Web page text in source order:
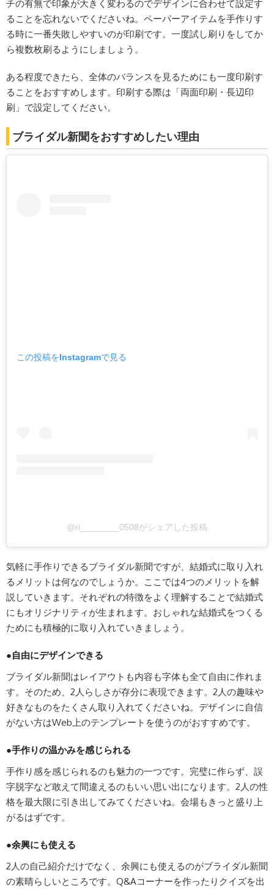
チの有無で印象が大きく変わるのでデザインに合わせて設定す
ることを忘れないでくださいね。ペーパーアイテムを手作りす
る時に一番失敗しやすいのが印刷です。一度試し刷りをしてか
ら複数枚刷るようにしましょう。
ある程度できたら、全体のバランスを見るためにも一度印刷す
ることをおすすめします。印刷する際は「両面印刷・長辺印
刷」で設定してください。
ブライダル新聞をおすすめしたい理由
この投稿をInstagramで見る
@ri________0508がシェアした投稿
気軽に手作りできるブライダル新聞ですが、結婚式に取り入れ
るメリットは何なのでしょうか。ここでは4つのメリットを解
説していきます。それぞれの特徴をよく理解することで結婚式
にもオリジナリティが生まれます。おしゃれな結婚式をつくる
ためにも積極的に取り入れていきましょう。
●自由にデザインできる
ブライダル新聞はレイアウトも内容も字体も全て自由に作れま
す。そのため、2人らしさが存分に表現できます。2人の趣味や
好きなものをたくさん取り入れてくださいね。デザインに自信
がない方はWeb上のテンプレートを使うのがおすすめです。
●手作りの温かみを感じられる
手作り感を感じられるのも魅力の一つです。完璧に作らず、誤
字脱字など敢えて間違えるのもいい思い出になります。2人の性
格を最大限に引き出してみてくださいね。会場もきっと盛り上
がるはずです。
●余興にも使える
2人の自己紹介だけでなく、余興にも使えるのがブライダル新聞
の素晴らしいところです。Q&Aコーナーを作ったりクイズを出